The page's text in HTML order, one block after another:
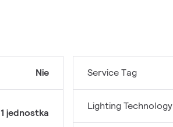
Nie
1 jednostka
Service Tag
Lighting Technology